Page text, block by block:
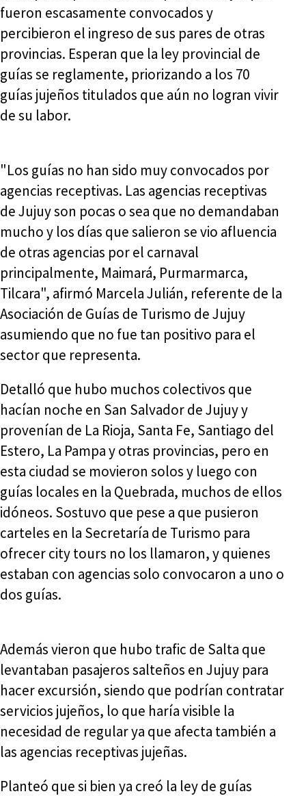
fueron escasamente convocados y
percibieron el ingreso de sus pares de otras
provincias. Esperan que la ley provincial de
guías se reglamente, priorizando a los 70
guías jujeños titulados que aún no logran vivir
de su labor.
"Los guías no han sido muy convocados por
agencias receptivas. Las agencias receptivas
de Jujuy son pocas o sea que no demandaban
mucho y los días que salieron se vio afluencia
de otras agencias por el carnaval
principalmente, Maimará, Purmarmarca,
Tilcara", afirmó Marcela Julián, referente de la
Asociación de Guías de Turismo de Jujuy
asumiendo que no fue tan positivo para el
sector que representa.
Detalló que hubo muchos colectivos que
hacían noche en San Salvador de Jujuy y
provenían de La Rioja, Santa Fe, Santiago del
Estero, La Pampa y otras provincias, pero en
esta ciudad se movieron solos y luego con
guías locales en la Quebrada, muchos de ellos
idóneos. Sostuvo que pese a que pusieron
carteles en la Secretaría de Turismo para
ofrecer city tours no los llamaron, y quienes
estaban con agencias solo convocaron a uno o
dos guías.
Además vieron que hubo trafic de Salta que
levantaban pasajeros salteños en Jujuy para
hacer excursión, siendo que podrían contratar
servicios jujeños, lo que haría visible la
necesidad de regular ya que afecta también a
las agencias receptivas jujeñas.
Planteó que si bien ya creó la ley de guías